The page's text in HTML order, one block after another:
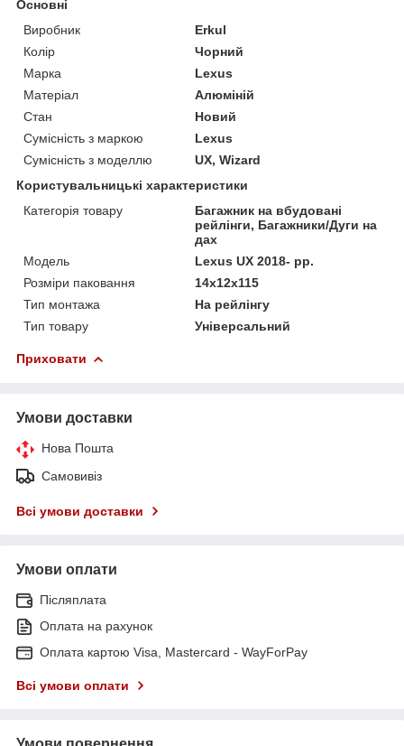
Основні
Виробник
Erkul
Колір
Чорний
Марка
Lexus
Матеріал
Алюміній
Стан
Новий
Сумісність з маркою
Lexus
Сумісність з моделлю
UX, Wizard
Користувальницькі характеристики
Категорія товару
Багажник на вбудовані
рейлінги, Багажники/Дуги на
дах
Мoдель
Lexus UX 2018- рр.
Розміри паковання
14x12x115
Тип монтажа
На рейлінгу
Тип товару
Універсальний
Приховати
Умови доставки
Нова Пошта
Самовивіз
Всі умови доставки
Умови оплати
Післяплата
Оплата на рахунок
Оплата картою Visa, Mastercard - WayForPay
Всі умови оплати